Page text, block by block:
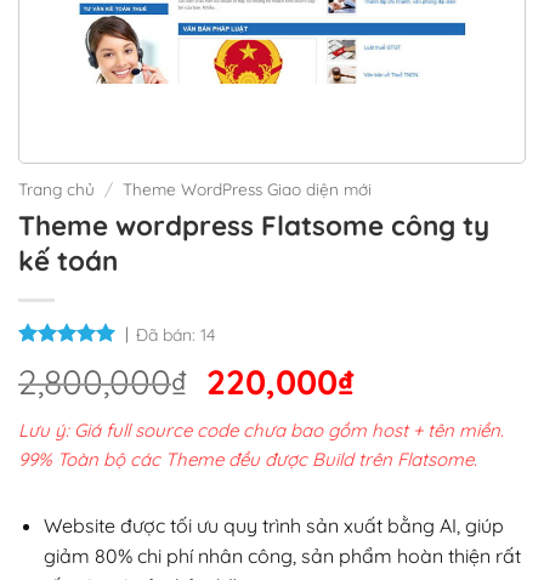
Trang chủ / Theme WordPress Giao diện mới
Theme wordpress Flatsome công ty
kế toán
Đã bán: 14
2,800,000₫ Giá
gốc
là:
2,800,000₫.
220,000₫Giá
hiện
tại
220,000₫.
Lưu ý: Giá full source code chưa bao gồm host + tên miền.
99% Toàn bộ các Theme đều được Build trên Flatsome.
Website được tối ưu quy trình sản xuất bằng AI, giúp
giảm 80% chi phí nhân công, sản phẩm hoàn thiện rất